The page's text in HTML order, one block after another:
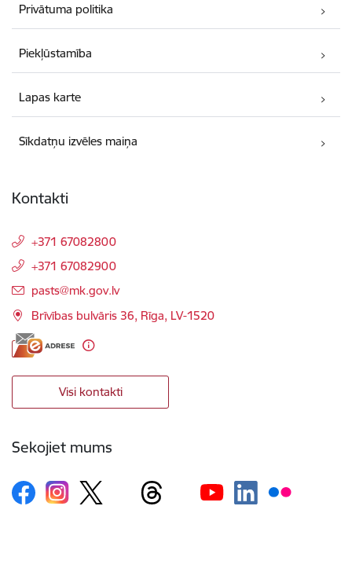
Privātuma politika
Piekļūstamība
Lapas karte
Sīkdatņu izvēles maiņa
Kontakti
+371 67082800
+371 67082900
E-pasts:
pasts@mk.gov.lv
Brīvības bulvāris 36, Rīga, LV-1520
Visi kontakti
Sekojiet mums